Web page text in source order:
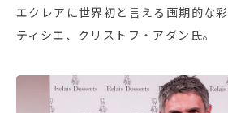
エクレアに世界初と言える画期的な
ティシエ、クリストフ・アダン氏。